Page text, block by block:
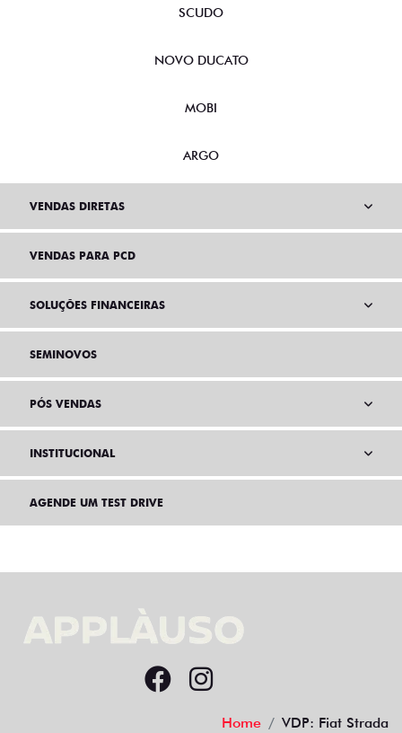
SCUDO
NOVO DUCATO
MOBI
ARGO
VENDAS DIRETAS
VENDAS PARA PCD
SOLUÇÕES FINANCEIRAS
SEMINOVOS
PÓS VENDAS
INSTITUCIONAL
AGENDE UM TEST DRIVE
Home VDP: Fiat Strada